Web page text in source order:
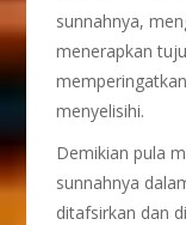
sunnahnya,
menerapkan
menyelisihi.
Demikian pula
sunnahnya
ditafsirkan dan